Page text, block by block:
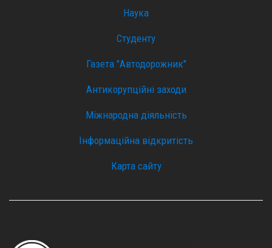
Наука
Студенту
Газета "Автодорожник"
Антикорупційні заходи
Міжнародна діяльність
Інформаційна відкритість
Карта сайту